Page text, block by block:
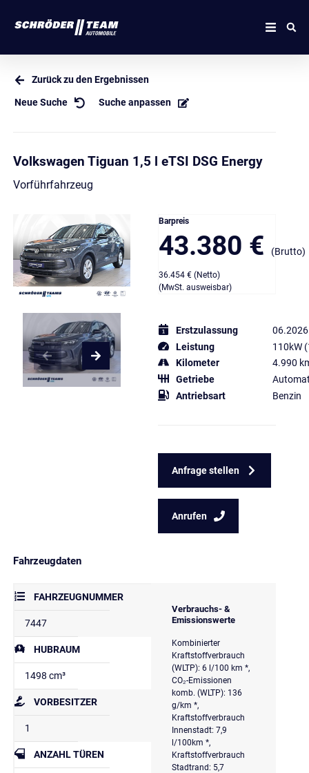
Zurück zu den Ergebnissen
Neue Suche Suche anpassen
Volkswagen Tiguan 1,5 l eTSI DSG Energy
Vorführfahrzeug
Barpreis
43.380 € (Brutto)
36.454 € (Netto)
(MwSt. ausweisbar)
Erstzulassung
06.2026
Leistung
110kW
Kilometer
4.990
Getriebe
Antriebsart
Benzin
Anfrage stellen
Anrufen
Fahrzeugdaten
FAHRZEUGNUMMER
7447
HUBRAUM
1498 cm³
VORBESITZER
1
ANZAHL TÜREN
Verbrauchs- &
Emissionswerte
Kombinierter
Kraftstoffverbrauch
(WLTP): 6 l/100 km *,
CO₂-Emissionen
komb. (WLTP): 136
g/km *,
Kraftstoffverbrauch
Innenstadt: 7,9
l/100km *,
Kraftstoffverbrauch
Stadtrand: 5,7